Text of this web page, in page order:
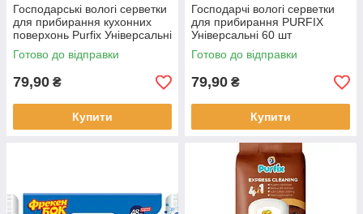
Господарські вологі серветки
для прибирання кухонних
поверхонь Purfix Універсальні
60 шт
Готово до відправки
79,90 ₴
Купити
Господарчі вологі серветки
для прибирання PURFIX
Універсальні 60 шт
Готово до відправки
79,90 ₴
Купити